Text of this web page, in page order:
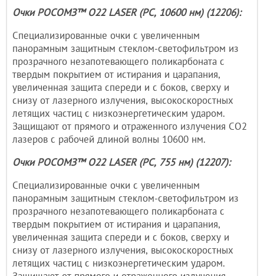
Очки РОСОМЗ™ О22 LASER (PC, 10600 нм) (12206):
Специализированные очки с увеличенным
панорамным защитным стеклом-светофильтром из
прозрачного незапотевающего поликарбоната с
твердым покрытием от истирания и царапания,
увеличенная защита спереди и с боков, сверху и
снизу от лазерного излучения, высокоскоростных
летящих частиц с низкоэнергетическим ударом.
Защищают от прямого и отраженного излучения СО2
лазеров с рабочей длиной волны 10600 нм.
Очки РОСОМЗ™ О22 LASER (PC, 755 нм) (12207):
Специализированные очки с увеличенным
панорамным защитным стеклом-светофильтром из
прозрачного незапотевающего поликарбоната с
твердым покрытием от истирания и царапания,
увеличенная защита спереди и с боков, сверху и
снизу от лазерного излучения, высокоскоростных
летящих частиц с низкоэнергетическим ударом.